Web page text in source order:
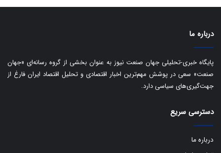
د
درباره ما
پایگاه خبری-تحلیلی جهان صنعت نیوز به عنوان بخشی از گروه رسانه‌ای «جهان
صنعت» سعی در پوشش مهم‌ترین اخبار اقتصادی و تحلیل اقتصاد ایران فارغ از
جهت‌گیری‌های سیاسی دارد.
دسترسی سریع
درباره ما